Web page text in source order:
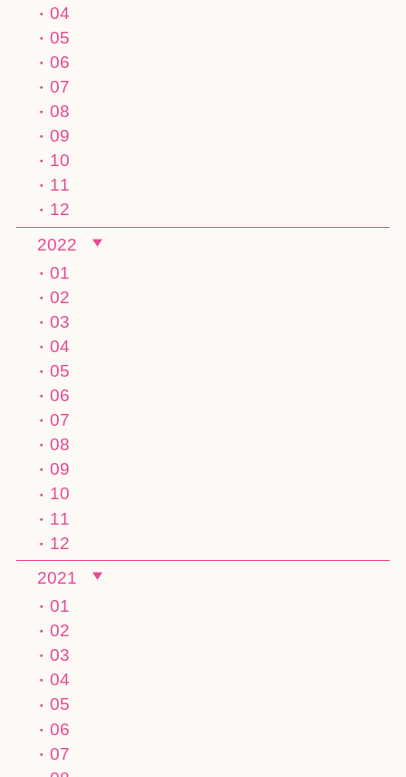
04
05
06
07
08
09
10
11
12
2022
01
02
03
04
05
06
07
08
09
10
11
12
2021
01
02
03
04
05
06
07